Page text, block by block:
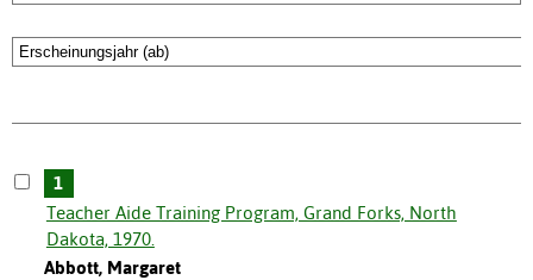
1
Teacher Aide Training Program, Grand Forks, North
Dakota, 1970.
Abbott, Margaret